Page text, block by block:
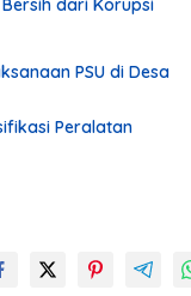
dari Korupsi
PSU di Desa
Peralatan